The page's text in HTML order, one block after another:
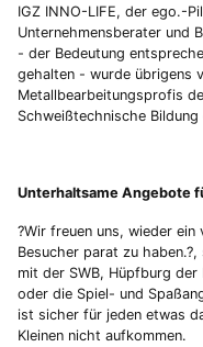
IGZ INNO-LIFE, der ego.-
Unternehmensberater und
- der Bedeutung
gehalten - wurde übrigens
Metallbearbeitungsprofis
Schweißtechnische
Unterhaltsame Angebote
?Wir freuen uns, wieder
Besucher parat zu
mit der SWB, Hüpfburg der
oder die Spiel- und
ist sicher für jeden etwas
Kleinen nicht aufkommen.